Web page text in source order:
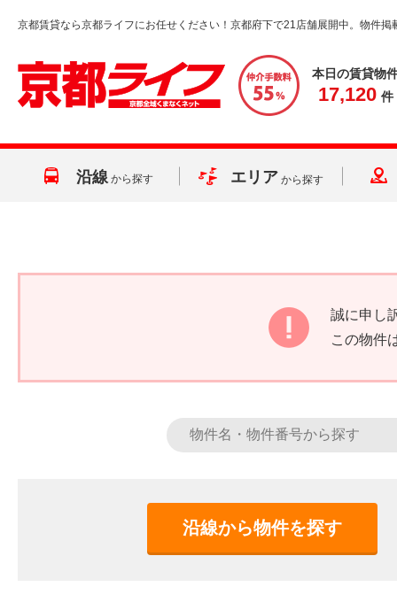
京都賃貸なら京都ライフにお任せください！京都府下で21店舗展開中。物件掲
本日の賃貸物
17,120 件
沿線 から探す エリア から探す
誠に申し
この物件
沿線から物件を探す